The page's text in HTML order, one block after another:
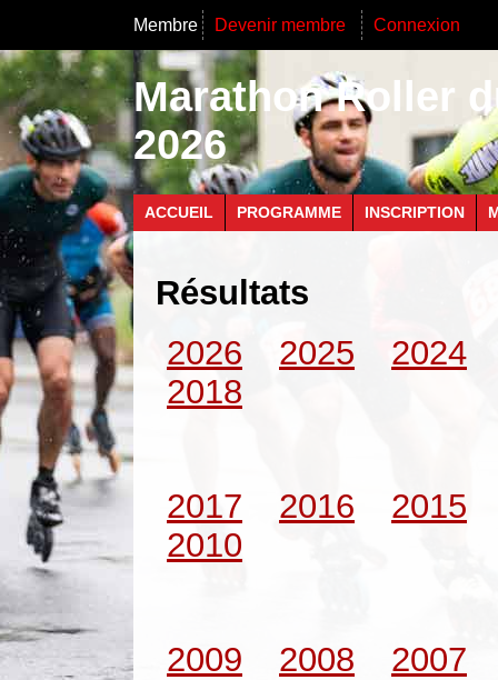
Membre Devenir membre Connexion
Marathon Roller
2026
ACCUEIL PROGRAMME INSCRIPTION
Résultats
2026 2025
2024
2018
2017 2016
2015
2010
2009 2008 2007